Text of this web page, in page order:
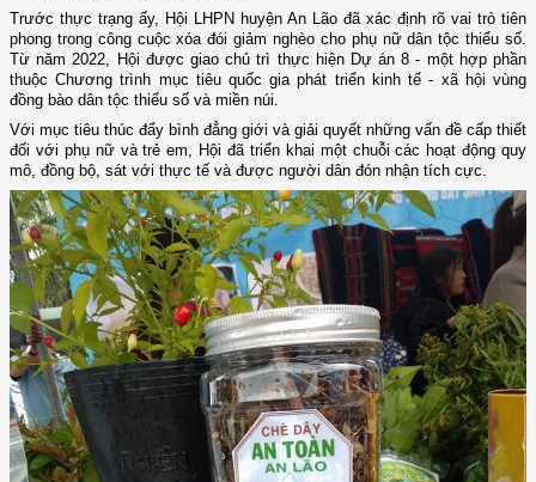
Trước thực trạng ấy, Hội LHPN huyện An Lão đã xác định rõ vai trò tiên
phong trong công cuộc xóa đói giảm nghèo cho phụ nữ dân tộc thiểu số.
Từ năm 2022, Hội được giao chủ trì thực hiện Dự án 8 - một hợp phần
thuộc Chương trình mục tiêu quốc gia phát triển kinh tế - xã hội vùng
đồng bào dân tộc thiểu số và miền núi.
Với mục tiêu thúc đẩy bình đẳng giới và giải quyết những vấn đề cấp thiết
đối với phụ nữ và trẻ em, Hội đã triển khai một chuỗi các hoạt động quy
mô, đồng bộ, sát với thực tế và được người dân đón nhận tích cực.